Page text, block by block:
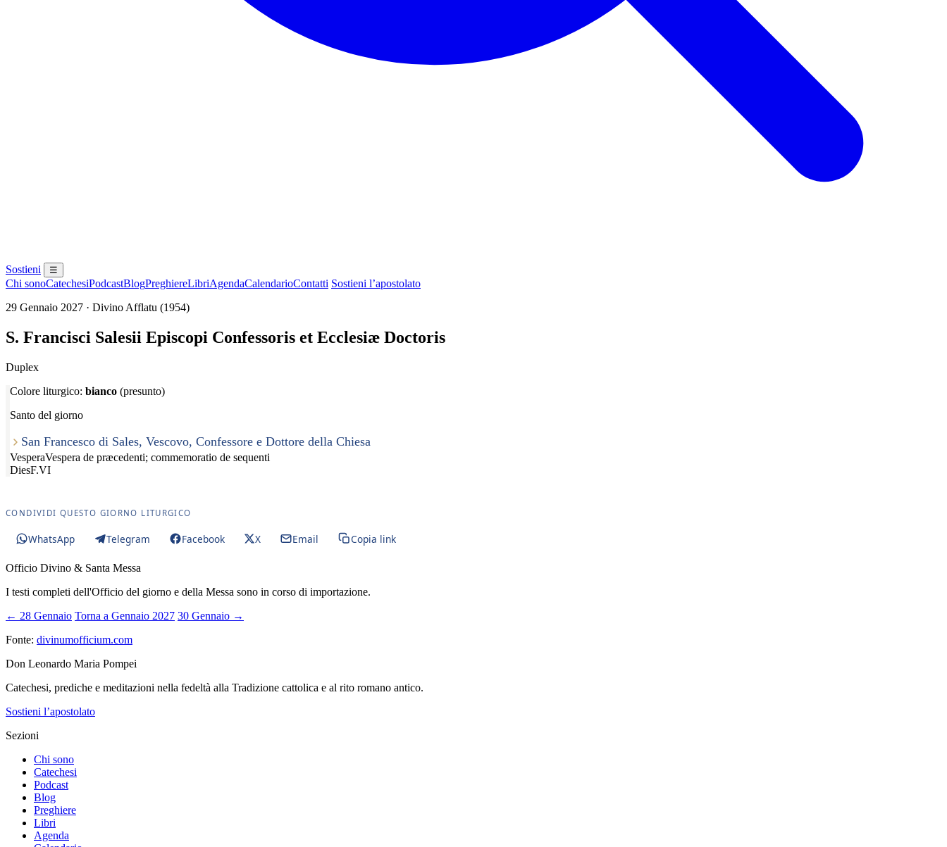
Sostieni ☰
Chi sonoCatechesiPodcastBlogPreghiereLibriAgendaCalendarioContatti Sostieni l’apostolato
29 Gennaio 2027 · Divino Afflatu (1954)
S. Francisci Salesii Episcopi Confessoris et Ecclesiæ Doctoris
Duplex
Colore liturgico: bianco (presunto)
Santo del giorno
San Francesco di Sales, Vescovo, Confessore e Dottore della Chiesa
VesperaVespera de præcedenti; commemoratio de sequenti
DiesF.VI
CONDIVIDI QUESTO GIORNO LITURGICO
WhatsApp Telegram Facebook X Email Copia link
Officio Divino & Santa Messa
I testi completi dell'Officio del giorno e della Messa sono in corso di importazione.
← 28 Gennaio Torna a Gennaio 2027 30 Gennaio →
Fonte: divinumofficium.com
Don Leonardo Maria Pompei
Catechesi, prediche e meditazioni nella fedeltà alla Tradizione cattolica e al rito romano antico.
Sostieni l’apostolato
Sezioni
Chi sono
Catechesi
Podcast
Blog
Preghiere
Libri
Agenda